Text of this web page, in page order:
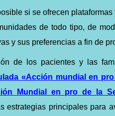
si se ofrecen
de todo tipo, de
y sus preferencias a fin de
de los pacientes y las
«Acción mundial en
Mundial en pro de la
estrategias principales para